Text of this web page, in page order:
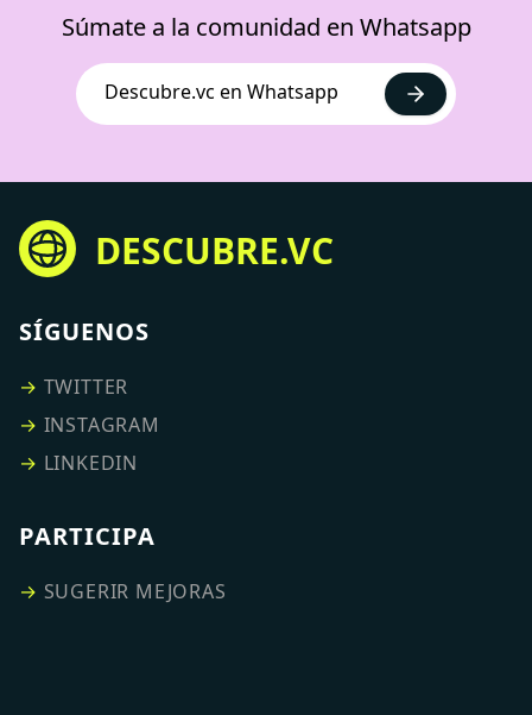
Súmate a la comunidad en Whatsapp
Descubre.vc en Whatsapp
DESCUBRE.VC
SÍGUENOS
→ TWITTER
→ INSTAGRAM
→ LINKEDIN
PARTICIPA
→ SUGERIR MEJORAS